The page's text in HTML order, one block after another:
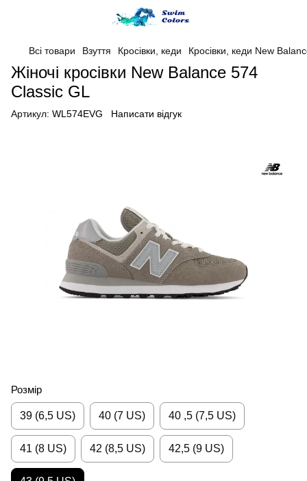
Всі товари Взуття Кросівки, кеди Кросівки, кеди New
Жіночі кросівки New Balance 574
Classic GL
Артикул: WL574EVG Написати відгук
Розмір
39 (6,5 US) 40 (7 US) 40 ,5 (7,5 US)
41 (8 US) 42 (8,5 US) 42,5 (9 US)